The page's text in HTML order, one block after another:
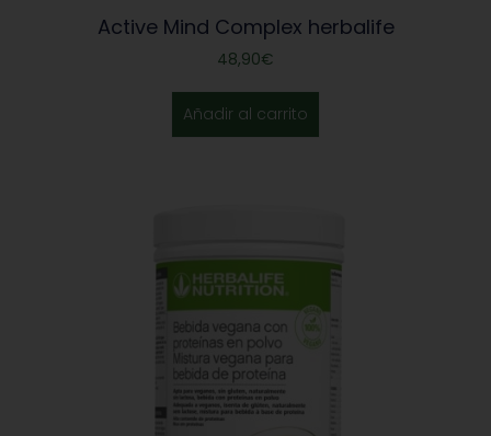
Active Mind Complex herbalife
48,90€
Añadir al carrito